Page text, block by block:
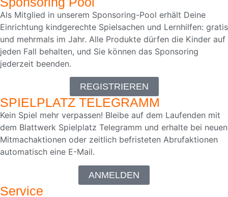
68
Bewertungen auf ProvenExpert.com
Blick aufs ProvenExpert-Profil werfen
Als Mitglied in unserem Sponsoring-Pool erhält Deine
Einrichtung kindgerechte Spielsachen und Lernhilfen: gratis
und mehrmals im Jahr. Alle Produkte dürfen die Kinder auf
jeden Fall behalten, und Sie können das Sponsoring
jederzeit beenden.
REGISTRIEREN
SPIELPLATZ TELEGRAMM
Kein Spiel mehr verpassen! Bleibe auf dem Laufenden mit
dem Blattwerk Spielplatz Telegramm und erhalte bei neuen
Mitmachaktionen oder zeitlich befristeten Abrufaktionen
automatisch eine E-Mail.
ANMELDEN
Service